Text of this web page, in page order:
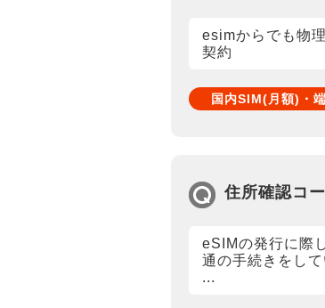
esimからでも物
契約
国内SIM(月額)・
住所確認コ
eSIMの発行に際
通の手続きをし
...